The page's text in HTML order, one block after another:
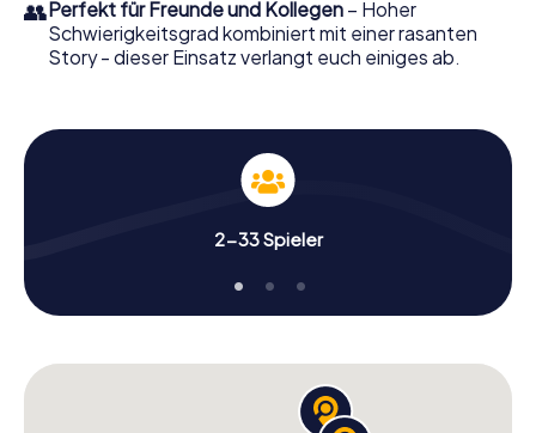
👥Perfekt für Freunde und Kollegen – Hoher
Schwierigkeitsgrad kombiniert mit einer rasanten
Story - dieser Einsatz verlangt euch einiges ab.
2-33 Spieler